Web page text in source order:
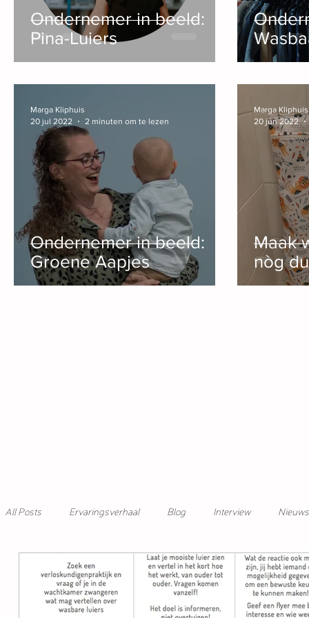
Ondernemer in beeld:
Pina-Luiers
Ondernemer in beeld:
Groene Aapjes
Marga Kliphuis
20 jul 2022
2 minuten om te lezen
Maak
nòg
Marga Kliphuis
20 jun 2022
All Posts Ervaringsverhaal Blog Interview Nieuws